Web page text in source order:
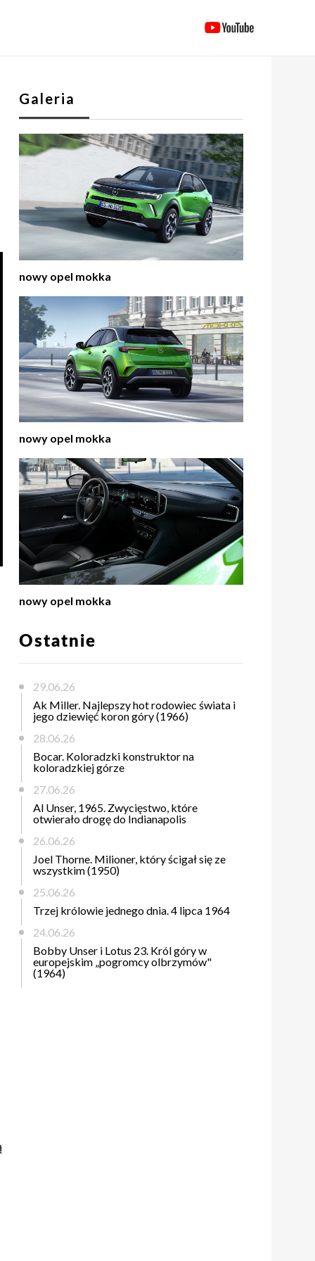
Galeria
nowy opel mokka
nowy opel mokka
nowy opel mokka
Ostatnie
29.06.26
Ak Miller. Najlepszy hot rodowiec świata i
jego dziewięć koron góry (1966)
28.06.26
Bocar. Koloradzki konstruktor na
koloradzkiej górze
27.06.26
Al Unser, 1965. Zwycięstwo, które
otwierało drogę do Indianapolis
26.06.26
Joel Thorne. Milioner, który ścigał się ze
wszystkim (1950)
25.06.26
Trzej królowie jednego dnia. 4 lipca 1964
24.06.26
Bobby Unser i Lotus 23. Król góry w
europejskim „pogromcy olbrzymów"
(1964)